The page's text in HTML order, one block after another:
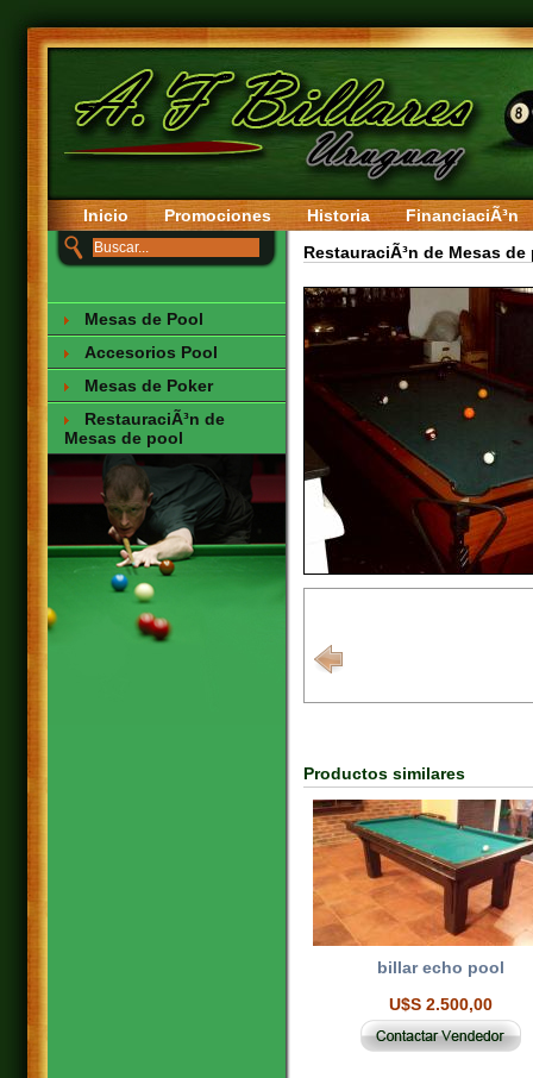
Inicio Promociones Historia FinanciaciÃ³n
Mesas de Pool
Accesorios Pool
Mesas de Poker
RestauraciÃ³n de
Mesas de pool
RestauraciÃ³n de Mesas
Productos similares
billar echo pool
U$S 2.500,00